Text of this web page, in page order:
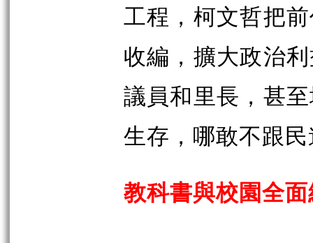
工程，柯文哲把
收編，擴大政治
議員和里長，甚
生存，哪敢不跟
教科書與校園全